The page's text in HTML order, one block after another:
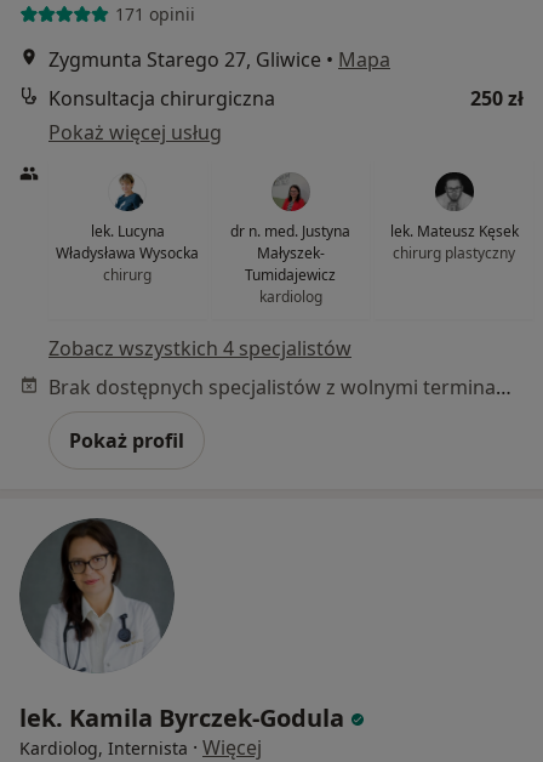
171 opinii
Zygmunta Starego 27, Gliwice • Mapa
Konsultacja chirurgiczna
250 zł
Pokaż więcej usług
lek. Lucyna
Władysława Wysocka
chirurg
dr n. med. Justyna
Małyszek-
Tumidajewicz
kardiolog
lek. Mateusz Kęsek
chirurg plastyczny
Zobacz wszystkich 4 specjalistów
Brak dostępnych specjalistów z wolnymi terminami w tym centrum medycznym.
Pokaż profil
lek. Kamila Byrczek-Godula
Kardiolog, Internista · Więcej